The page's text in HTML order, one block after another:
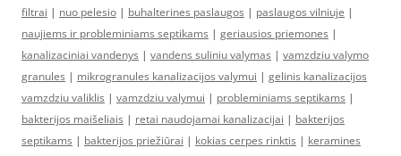
filtrai | nuo pelesio | buhalterines paslaugos | paslaugos vilniuje |
naujiems ir probleminiams septikams | geriausios priemones |
kanalizaciniai vandenys | vandens suliniu valymas | vamzdziu valymo
granules | mikrogranules kanalizacijos valymui | gelinis kanalizacijos
vamzdziu valiklis | vamzdziu valymui | probleminiams septikams |
bakterijos maišeliais | retai naudojamai kanalizacijai | bakterijos
septikams | bakterijos priežiūrai | kokias cerpes rinktis | keramines